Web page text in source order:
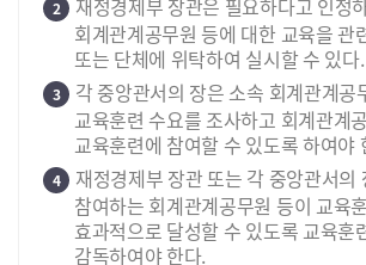
2
재정경제부 장관은 필요하다고 인정
회계관계공무원 등에 대한 교육을 관
또는 단체에 위탁하여 실시할 수 있다.
3
각 중앙관서의 장은 소속 회계관계공
교육훈련 수요를 조사하고 회계관계
교육훈련에 참여할 수 있도록 하여야
4
재정경제부 장관 또는 각 중앙관서의
참여하는 회계관계공무원 등이 교육
효과적으로 달성할 수 있도록 교육훈
감독하여야 한다.